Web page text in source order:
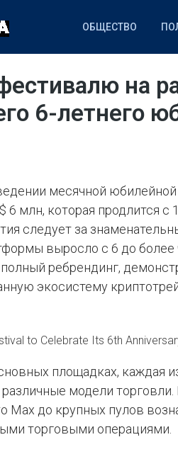
ОБЩЕСТВО
НАУКА СПОРТ IT
на
6-летнего
месячной
млн, которая продлится с
следует за
выросло с 6 до
ребрендинг,
экосистему
to Celebrate Its 6th
площадках, каждая
модели
Max до крупных пулов
торговыми операциями.